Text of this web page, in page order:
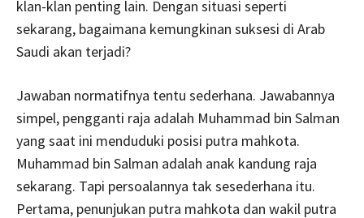
klan-klan penting lain. Dengan situasi seperti
sekarang, bagaimana kemungkinan suksesi di Arab
Saudi akan terjadi?
Jawaban normatifnya tentu sederhana. Jawabannya
simpel, pengganti raja adalah Muhammad bin Salman
yang saat ini menduduki posisi putra mahkota.
Muhammad bin Salman adalah anak kandung raja
sekarang. Tapi persoalannya tak sesederhana itu.
Pertama, penunjukan putra mahkota dan wakil putra